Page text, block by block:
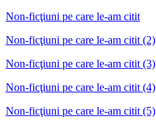
Non-ficţiuni pe care le-am citit
Non-ficţiuni pe care le-am citit (2)
Non-ficţiuni pe care le-am citit (3)
Non-ficţiuni pe care le-am citit (4)
Non-ficţiuni pe care le-am citit (5)